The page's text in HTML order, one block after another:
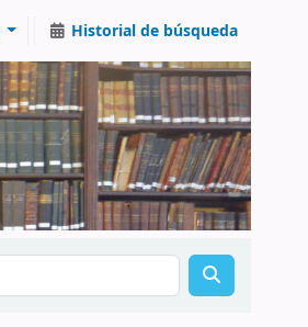
Historial de búsqueda